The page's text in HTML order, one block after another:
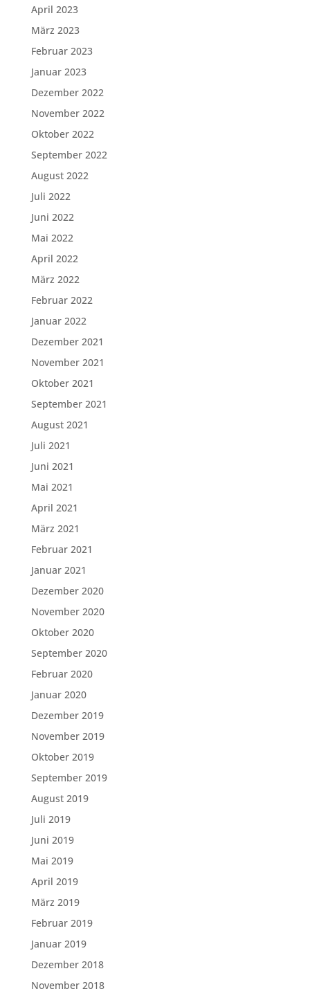
April 2023
März 2023
Februar 2023
Januar 2023
Dezember 2022
November 2022
Oktober 2022
September 2022
August 2022
Juli 2022
Juni 2022
Mai 2022
April 2022
März 2022
Februar 2022
Januar 2022
Dezember 2021
November 2021
Oktober 2021
September 2021
August 2021
Juli 2021
Juni 2021
Mai 2021
April 2021
März 2021
Februar 2021
Januar 2021
Dezember 2020
November 2020
Oktober 2020
September 2020
Februar 2020
Januar 2020
Dezember 2019
November 2019
Oktober 2019
September 2019
August 2019
Juli 2019
Juni 2019
Mai 2019
April 2019
März 2019
Februar 2019
Januar 2019
Dezember 2018
November 2018